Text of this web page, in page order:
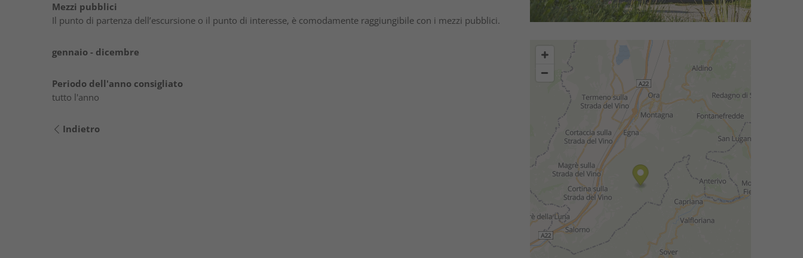
Mezzi pubblici
Il punto di partenza dell’escursione o il punto di interesse, è comodamente raggiungibile con i mezzi pubblici.
gennaio - dicembre
Periodo dell'anno consigliato
tutto l'anno
Indietro